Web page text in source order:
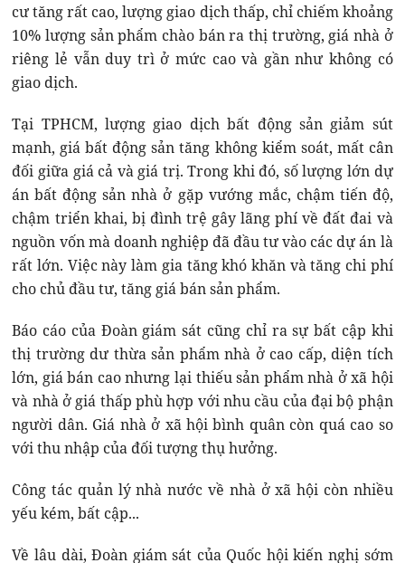
cư tăng rất cao, lượng giao dịch thấp, chỉ chiếm khoảng
10% lượng sản phẩm chào bán ra thị trường, giá nhà ở
riêng lẻ vẫn duy trì ở mức cao và gần như không có
giao dịch.
Tại TPHCM, lượng giao dịch bất động sản giảm sút
mạnh, giá bất động sản tăng không kiểm soát, mất cân
đối giữa giá cả và giá trị. Trong khi đó, số lượng lớn dự
án bất động sản nhà ở gặp vướng mắc, chậm tiến độ,
chậm triển khai, bị đình trệ gây lãng phí về đất đai và
nguồn vốn mà doanh nghiệp đã đầu tư vào các dự án là
rất lớn. Việc này làm gia tăng khó khăn và tăng chi phí
cho chủ đầu tư, tăng giá bán sản phẩm.
Báo cáo của Đoàn giám sát cũng chỉ ra sự bất cập khi
thị trường dư thừa sản phẩm nhà ở cao cấp, diện tích
lớn, giá bán cao nhưng lại thiếu sản phẩm nhà ở xã hội
và nhà ở giá thấp phù hợp với nhu cầu của đại bộ phận
người dân. Giá nhà ở xã hội bình quân còn quá cao so
với thu nhập của đối tượng thụ hưởng.
Công tác quản lý nhà nước về nhà ở xã hội còn nhiều
yếu kém, bất cập...
Về lâu dài, Đoàn giám sát của Quốc hội kiến nghị sớm